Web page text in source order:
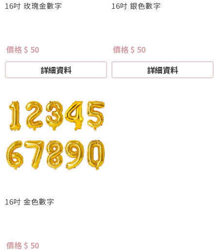
16吋 玫瑰金數字
價格 $ 50
詳細資料
16吋 銀色數字
價格 $ 50
詳細資料
16吋 金色數字
價格 $ 50